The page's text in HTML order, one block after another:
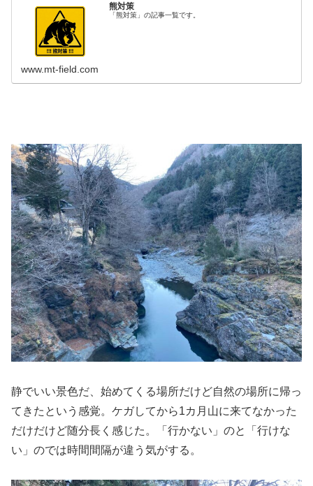
熊対策
「熊対策」の記事一覧です。
www.mt-field.com
静でいい景色だ、始めてくる場所だけど自然の場所に帰っ
てきたという感覚。ケガしてから1カ月山に来てなかった
だけだけど随分長く感じた。「行かない」のと「行けな
い」のでは時間間隔が違う気がする。